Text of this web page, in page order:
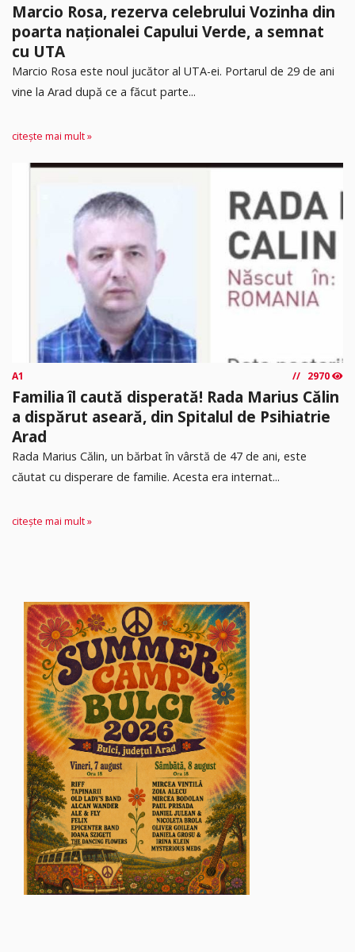
Marcio Rosa, rezerva celebrului Vozinha din
poarta naționalei Capului Verde, a semnat
cu UTA
Marcio Rosa este noul jucător al UTA-ei. Portarul de 29 de ani
vine la Arad după ce a făcut parte...
citește mai mult »
A1 2970
Familia îl caută disperată! Rada Marius Călin
a dispărut aseară, din Spitalul de Psihiatrie
Arad
Rada Marius Călin, un bărbat în vârstă de 47 de ani, este
căutat cu disperare de familie. Acesta era internat...
citește mai mult »